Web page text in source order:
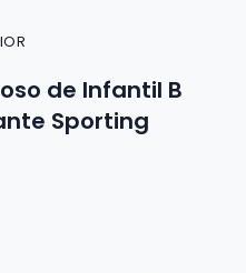
de Infantil B
Sporting